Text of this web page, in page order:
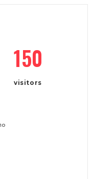
150
visitors